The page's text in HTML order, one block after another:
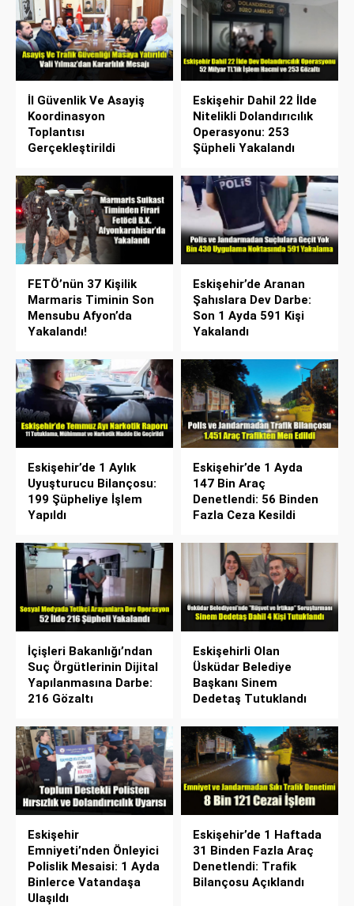
İl Güvenlik Ve Asayiş
Koordinasyon
Toplantısı
Gerçekleştirildi
Eskişehir Dahil 22 İlde
Nitelikli Dolandırıcılık
Operasyonu: 253
Şüpheli Yakalandı
FETÖ’nün 37 Kişilik
Marmaris Timinin Son
Mensubu Afyon’da
Yakalandı!
Eskişehir’de Aranan
Şahıslara Dev Darbe:
Son 1 Ayda 591 Kişi
Yakalandı
Eskişehir’de 1 Aylık
Uyuşturucu Bilançosu:
199 Şüpheliye İşlem
Yapıldı
Eskişehir’de 1 Ayda
147 Bin Araç
Denetlendi: 56 Binden
Fazla Ceza Kesildi
İçişleri Bakanlığı’ndan
Suç Örgütlerinin Dijital
Yapılanmasına Darbe:
216 Gözaltı
Eskişehirli Olan
Üsküdar Belediye
Başkanı Sinem
Dedetaş Tutuklandı
Eskişehir
Emniyeti’nden Önleyici
Polislik Mesaisi: 1 Ayda
Binlerce Vatandaşa
Ulaşıldı
Eskişehir’de 1 Haftada
31 Binden Fazla Araç
Denetlendi: Trafik
Bilançosu Açıklandı